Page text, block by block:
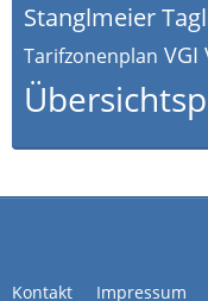
Stanglmeier
Tarifzonenplan VGI
Kontakt Impressum